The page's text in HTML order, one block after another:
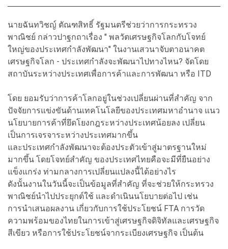
นายฉันทวิชญ์ ตัณฑสิทธิ์ รัฐมนตรีช่วยว่าการกระทรวง
พาณิชย์ กล่าวปาฐกถาเรื่อง " พลวัตเศรษฐกิจโลกกับโจทย์
ใหญ่ของประเทศกำลังพัฒนา" ในงานเสวนาจับตาอนาคต
เศรษฐกิจโลก - ประเทศกำลังจะพัฒนาไปทางไหน? จัดโดย
สถาบันระหว่างประเทศเพื่อการค้าและการพัฒนา หรือ ITD
โดย ยอมรับว่าการค้าโลกอยู่ในช่วงเปลี่ยนผ่านที่สำคัญ จาก
ปัจจัยการแข่งขันด้านเทคโนโลยีของประเทศมหาอำนาจ แนว
นโยบายการค้าที่ยึดโยงกฎระหว่างประเทศน้อยลง เปลี่ยน
เป็นการเจรจาระหว่างประเทศมากขึ้น
และประเทศกำลังพัฒนาจะต้องประตัวเข้าสู่มาตรฐานใหม่
มากขึ้น โดยโจทย์สำคัญ ของประเทศไทยคือจะมีที่ยืนอย่าง
แข็งแกร่ง ท่ามกลางการเปลี่ยนแปลงนี้ได้อย่างไร
ดังนั้นงานในวันนี้จะเป็นข้อมูลที่สำคัญ ที่จะช่วยให้กระทรวง
พาณิชย์นำไปประยุกต์ใช้ และดำเนินนโยบายต่อไป เช่น
การนำเสนอผลงาน เกี่ยวกับการใช้ประโยชน์ FTA การวัด
ความพร้อมของไทยในการเข้าสู่เศรษฐกิจดิจิทัลและเศรษฐกิจ
สีเขียว หรือการใช้ประโยชน์จากระเบียงเศรษฐกิจ เป็นต้น